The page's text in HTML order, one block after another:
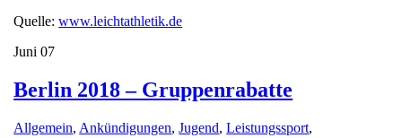
Quelle:www.leichtathletik.de
Juni 07
Berlin 2018 – Gruppenrabatte
Allgemein, Ankündigungen,Jugend,Leistungssport,